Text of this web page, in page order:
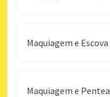
Maquiagem e Escova
Maquiagem e